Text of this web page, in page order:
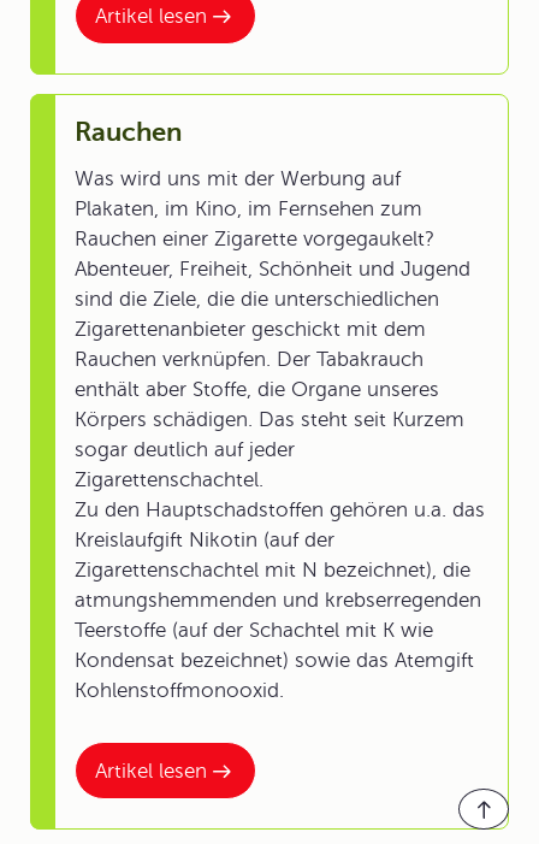
Artikel lesen
Artikel lesen
Rauchen
Was wird uns mit der Werbung auf
Plakaten, im Kino, im Fernsehen zum
Rauchen einer Zigarette vorgegaukelt?
Abenteuer, Freiheit, Schönheit und Jugend
sind die Ziele, die die unterschiedlichen
Zigarettenanbieter geschickt mit dem
Rauchen verknüpfen. Der Tabakrauch
enthält aber Stoffe, die Organe unseres
Körpers schädigen. Das steht seit Kurzem
sogar deutlich auf jeder
Zigarettenschachtel.
Zu den Hauptschadstoffen gehören u.a. das
Kreislaufgift Nikotin (auf der
Zigarettenschachtel mit N bezeichnet), die
atmungshemmenden und krebserregenden
Teerstoffe (auf der Schachtel mit K wie
Kondensat bezeichnet) sowie das Atemgift
Kohlenstoffmonooxid.